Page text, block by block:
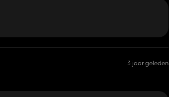
sur FS22 à l'heure actuelle. J'en suis désolé, je
et ses collègues ainsi que celle de FS19
impossible de la convertir.
3 jaar geleden